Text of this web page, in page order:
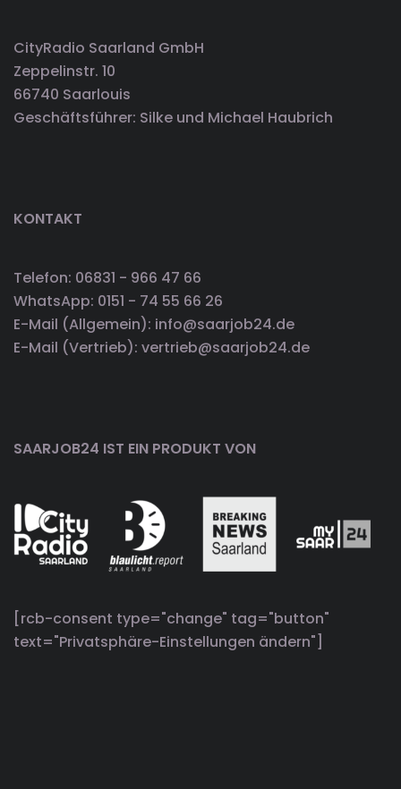
CityRadio Saarland GmbH
Zeppelinstr. 10
66740 Saarlouis
Geschäftsführer: Silke und Michael Haubrich
KONTAKT
Telefon: 06831 - 966 47 66
WhatsApp: 0151 - 74 55 66 26
E-Mail (Allgemein): info@saarjob24.de
E-Mail (Vertrieb): vertrieb@saarjob24.de
SAARJOB24 IST EIN PRODUKT VON
[rcb-consent type="change" tag="button"
text="Privatsphäre-Einstellungen ändern"]